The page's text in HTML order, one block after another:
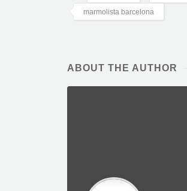
marmolista barcelona
ABOUT THE AUTHOR